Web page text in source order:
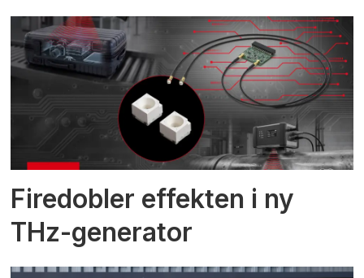
Firedobler effekten i ny
THz-generator